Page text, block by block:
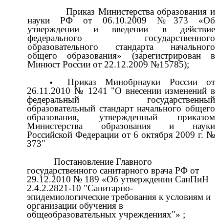
Приказ Министерства образования и
науки РФ от 06.10.2009 №373 «Об
утверждении и введении в действие
федерального государственного
образовательного стандарта начального
общего образования» (зарегистрирован в
Минюст России от 22.12.2009 №15785);
Приказ Минобрнауки России от
26.11.2010 № 1241 "О внесении изменений в
федеральный государственный
образовательный стандарт начального общего
образования, утвержденный приказом
Министерства образования и науки
Российской Федерации от 6 октября 2009 г. №
373"
Постановление Главного
государственного санитарного врача РФ от
29.12.2010 № 189 «Об утверждении СанПиН
2.4.2.2821-10 "Санитарно-
эпидемиологические требования к условиям и
организации обучения в
общеобразовательных учреждениях"» ;